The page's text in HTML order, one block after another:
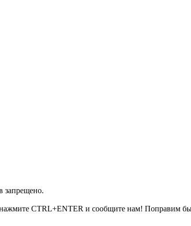
запрещено.
CTRL+ENTER и сообщите нам! Поправим